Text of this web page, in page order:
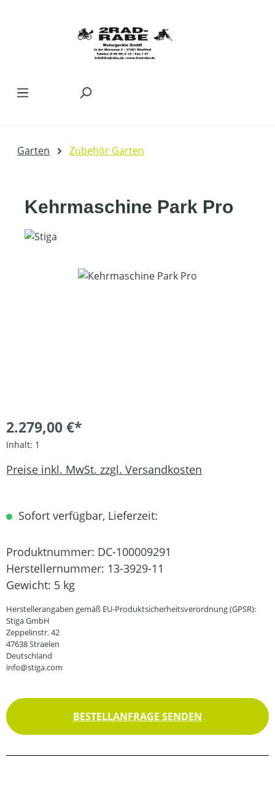
Garten Zubehör Garten
Kehrmaschine Park Pro
Bildergalerie überspringen
2.279,00 €*
Inhalt: 1
Preise inkl. MwSt. zzgl. Versandkosten
Sofort verfügbar, Lieferzeit:
Produktnummer: DC-100009291
Herstellernummer: 13-3929-11
Gewicht: 5 kg
Herstellerangaben gemäß EU-Produktsicherheitsverordnung (GPSR):
Stiga GmbH
Zeppelinstr. 42
47638 Straelen
Deutschland
info@stiga.com
BESTELLANFRAGE SENDEN